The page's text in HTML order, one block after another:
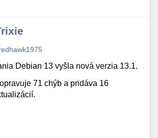
Debian 13 vyšla nová verzia 13.1.
71 chýb a pridáva 16